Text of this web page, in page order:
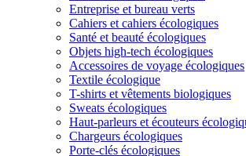
Entreprise et bureau verts
Cahiers et cahiers écologiques
Santé et beauté écologiques
Objets high-tech écologiques
Accessoires de voyage écologiques
Textile écologique
T-shirts et vêtements biologiques
Sweats écologiques
Haut-parleurs et écouteurs
Chargeurs écologiques
Porte-clés écologiques